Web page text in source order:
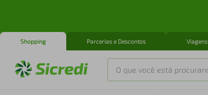
Shopping Parcerias e Descontos Viagens
O que você está procurando?